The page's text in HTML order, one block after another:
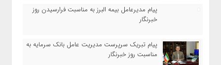
پیام مدیرعامل بیمه البرز به مناسبت فرارسیدن روز
خبرنگار
پیام تبریک سرپرست مدیریت عامل بانک سرمایه به
مناسبت روز خبرنگار